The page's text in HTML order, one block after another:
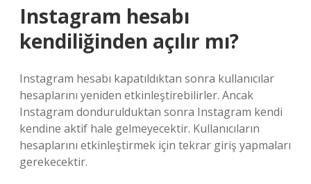
Instagram hesabı
kendiliğinden açılır mı?
Instagram hesabı kapatıldıktan sonra kullanıcılar
hesaplarını yeniden etkinleştirebilirler. Ancak
Instagram dondurulduktan sonra Instagram kendi
kendine aktif hale gelmeyecektir. Kullanıcıların
hesaplarını etkinleştirmek için tekrar giriş yapmaları
gerekecektir.